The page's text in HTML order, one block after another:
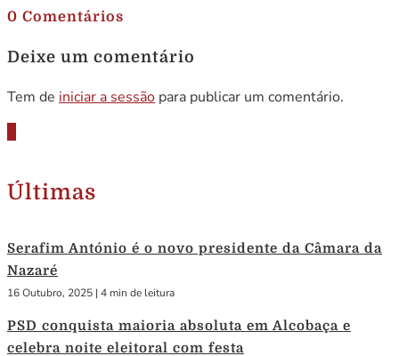
0 Comentários
Deixe um comentário
Tem de iniciar a sessão para publicar um comentário.
Últimas
Serafim António é o novo presidente da Câmara da
Nazaré
16 Outubro, 2025 | 4 min de leitura
PSD conquista maioria absoluta em Alcobaça e
celebra noite eleitoral com festa